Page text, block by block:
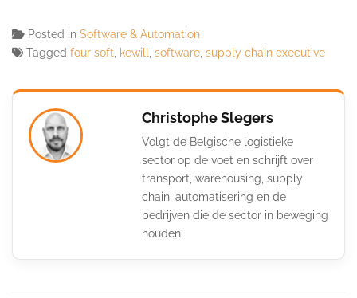
Posted in Software & Automation
Tagged four soft kewill software supply chain executive
Christophe Slegers
Volgt de Belgische logistieke
sector op de voet en schrijft over
transport, warehousing, supply
chain, automatisering en de
bedrijven die de sector in beweging
houden.